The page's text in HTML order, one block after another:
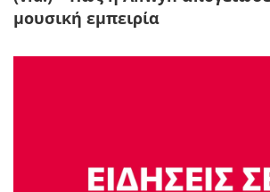
μουσική εμπειρία